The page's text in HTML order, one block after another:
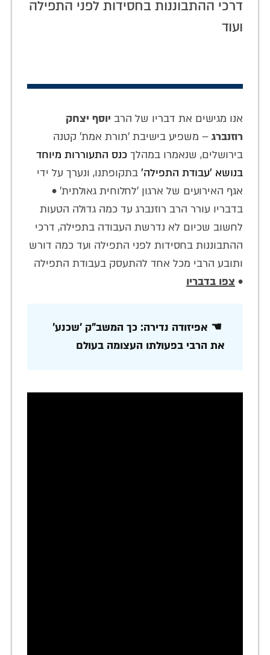
דרכי ההתבוננות בחסידות לפני התפילה
ועוד
אנו מגישים את דבריו של הרב יוסף יצחק
רוזנברג – משפיע בישיבת 'תורת אמת' קטנה
בירושלים, שנאמרו במהלך כנס התעוררות מיוחד
בנושא 'עבודת התפילה' בתקופתנו, ונערך על ידי
אגף האירועים של ארגון 'לחלוחית גאולתית' •
בדבריו עורר הרב רוזנברג עד כמה גדולה הטעות
לחשוב שכיום לא נדרשת העבודה בתפילה, דרכי
ההתבוננות בחסידות לפני התפילה ועד כמה דורש
ותובע הרבי מכל אחד להתעסק בעבודת התפילה
• צפו בדבריו
☚ אפיזודה נדירה: כך המשב"ק 'שכנע'
את הרבי בפעולתו העצומה בעולם